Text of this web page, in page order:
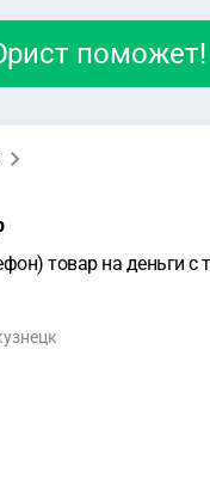
поможет!
товар на деньги